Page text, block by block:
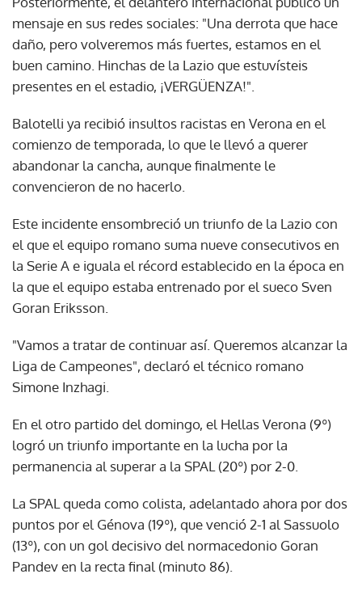
mensaje en sus redes sociales: "Una derrota que hace
daño, pero volveremos más fuertes, estamos en el
buen camino. Hinchas de la Lazio que estuvísteis
presentes en el estadio, ¡VERGÜENZA!".
Balotelli ya recibió insultos racistas en Verona en el
comienzo de temporada, lo que le llevó a querer
abandonar la cancha, aunque finalmente le
convencieron de no hacerlo.
Este incidente ensombreció un triunfo de la Lazio con
el que el equipo romano suma nueve consecutivos en
la Serie A e iguala el récord establecido en la época en
la que el equipo estaba entrenado por el sueco Sven
Goran Eriksson.
"Vamos a tratar de continuar así. Queremos alcanzar la
Liga de Campeones", declaró el técnico romano
Simone Inzhagi.
En el otro partido del domingo, el Hellas Verona (9º)
logró un triunfo importante en la lucha por la
permanencia al superar a la SPAL (20º) por 2-0.
La SPAL queda como colista, adelantado ahora por dos
puntos por el Génova (19º), que venció 2-1 al Sassuolo
(13º), con un gol decisivo del normacedonio Goran
Pandev en la recta final (minuto 86).